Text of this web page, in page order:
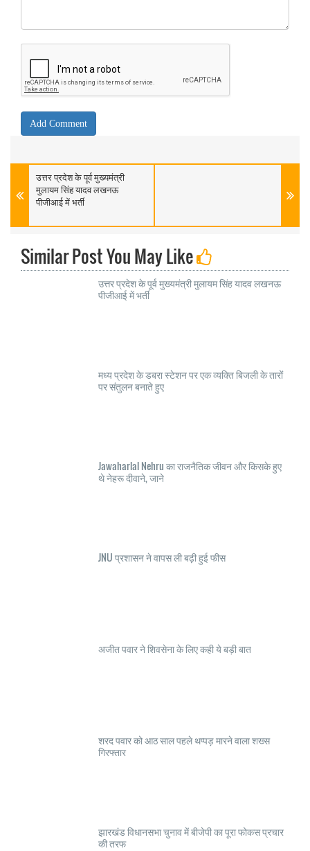
उत्तर प्रदेश के पूर्व मुख्यमंत्री
मुलायम सिंह यादव लखनऊ
पीजीआई में भर्ती
Similar Post You May Like
उत्तर प्रदेश के पूर्व मुख्यमंत्री मुलायम सिंह यादव लखनऊ
पीजीआई में भर्ती
मध्य प्रदेश के डबरा स्टेशन पर एक व्यक्ति बिजली के तारों
पर संतुलन बनाते हुए
Jawaharlal Nehru का राजनैतिक जीवन और किसके हुए
थे नेहरू दीवाने, जाने
JNU प्रशासन ने वापस ली बढ़ी हुई फीस
अजीत पवार ने शिवसेना के लिए कही ये बड़ी बात
शरद पवार को आठ साल पहले थप्पड़ मारने वाला शख्स
गिरफ्तार
झारखंड विधानसभा चुनाव में बीजेपी का पूरा फोकस प्रचार
की तरफ